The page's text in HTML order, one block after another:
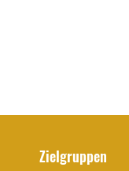
Zielgruppen